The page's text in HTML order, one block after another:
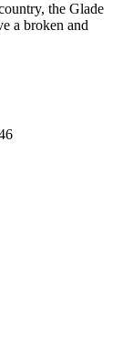
the Glade
a broken and